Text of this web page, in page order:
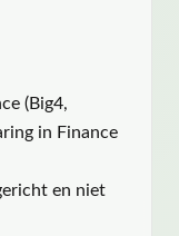
(Big4,
in Finance
en niet